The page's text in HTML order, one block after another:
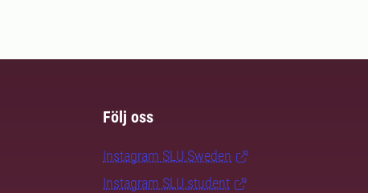
Följ oss
Instagram SLU.Sweden
Instagram SLU.student